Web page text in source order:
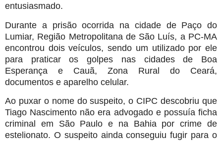
entusiasmado.
Durante a prisão ocorrida na cidade de Paço do
Lumiar, Região Metropolitana de São Luís, a PC-MA
encontrou dois veículos, sendo um utilizado por ele
para praticar os golpes nas cidades de Boa
Esperança e Cauã, Zona Rural do Ceará,
documentos e aparelho celular.
Ao puxar o nome do suspeito, o CIPC descobriu que
Tiago Nascimento não era advogado e possuía ficha
criminal em São Paulo e na Bahia por crime de
estelionato. O suspeito ainda conseguiu fugir para o